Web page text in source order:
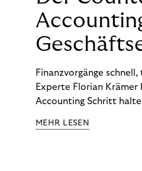
Finanzvorgänge
Experte Florian
Accounting Schritt
MEHR LESEN